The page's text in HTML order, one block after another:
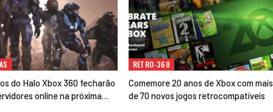
do Halo Xbox 360 fecharão
online na próxima…
RETRO-360
Comemore 20 anos de Xbox com mais
de 70 novos jogos retrocompatíveis